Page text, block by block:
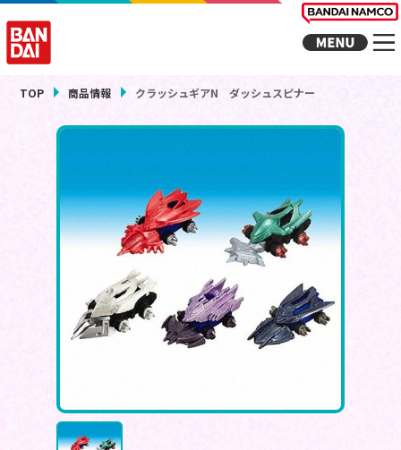
TOP 商品情報 クラッシュギアN ダッシュスピナー